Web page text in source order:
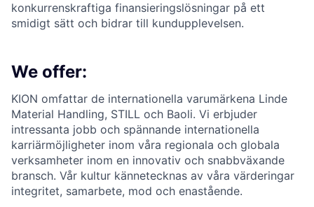
konkurrenskraftiga finansieringslösningar på ett
smidigt sätt och bidrar till kundupplevelsen.
We offer:
KION omfattar de internationella varumärkena Linde
Material Handling, STILL och Baoli. Vi erbjuder
intressanta jobb och spännande internationella
karriärmöjligheter inom våra regionala och globala
verksamheter inom en innovativ och snabbväxande
bransch. Vår kultur kännetecknas av våra värderingar
integritet, samarbete, mod och enastående.